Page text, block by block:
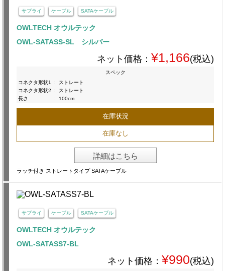
サプライ ケーブル SATAケーブル
OWLTECH オウルテック
OWL-SATASS-SL シルバー
ネット価格： ¥1,166(税込)
スペック
コネクタ形状1
:
ストレート
コネクタ形状2
:
ストレート
長さ
: 100cm
在庫状況
在庫なし
詳細はこちら
ラッチ付き ストレートタイプ SATAケーブル
サプライ ケーブル SATAケーブル
OWLTECH オウルテック
OWL-SATASS7-BL
ネット価格： ¥990(税込)